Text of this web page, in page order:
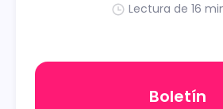
Lectura de 16
Boletín